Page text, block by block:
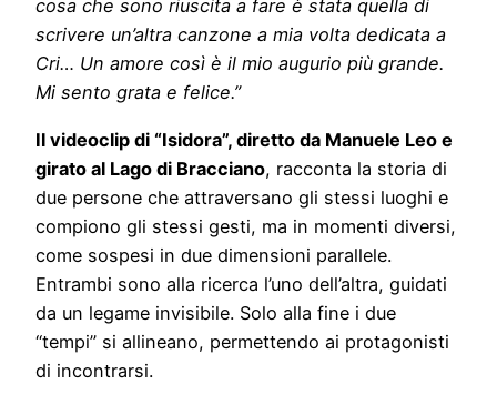
cosa che sono riuscita a fare è stata quella di
scrivere un’altra canzone a mia volta dedicata a
Cri… Un amore così è il mio augurio più grande.
Mi sento grata e felice.”
Il videoclip di “Isidora”, diretto da Manuele Leo e
girato al Lago di Bracciano, racconta la storia di
due persone che attraversano gli stessi luoghi e
compiono gli stessi gesti, ma in momenti diversi,
come sospesi in due dimensioni parallele.
Entrambi sono alla ricerca l’uno dell’altra, guidati
da un legame invisibile. Solo alla fine i due
“tempi” si allineano, permettendo ai protagonisti
di incontrarsi.